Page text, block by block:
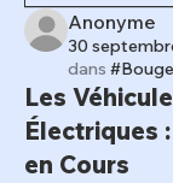
Anonyme
30
dans
Les
Électriques
en Cours